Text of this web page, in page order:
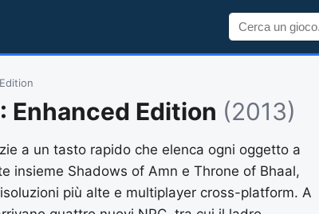
Enhanced Edition (2013)
a un tasto rapido che elenca ogni oggetto a
insieme Shadows of Amn e Throne of Bhaal,
più alte e multiplayer cross-platform. A